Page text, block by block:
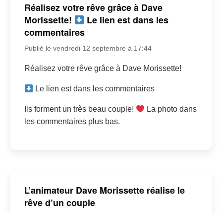
Réalisez votre rêve grâce à Dave
Morissette!
Le lien est dans les
commentaires
Publié le vendredi 12 septembre à 17:44
Réalisez votre rêve grâce à Dave Morissette!
Le lien est dans les commentaires
Ils forment un très beau couple!
La photo dans
les commentaires plus bas.
L’animateur Dave Morissette réalise le
rêve d’un couple